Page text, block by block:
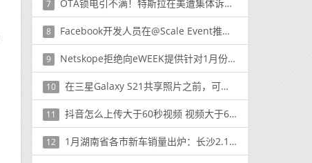
7 OTA锁电引不满！特斯拉在美遭集体诉讼 还曾有“前科”
8 Facebook开发人员在@Scale Event推出新工具
9 Netskope拒绝向eWEEK提供针对1月份报告分析的特定事件和用户数量
10 在三星Galaxy S21共享照片之前，可以从照片中删除GPS位置。
11 抖音怎么上传大于60秒视频 视频大于60秒如何操作
12 1月湖南省各市新车销量出炉：长沙2.18万 占比42.3%